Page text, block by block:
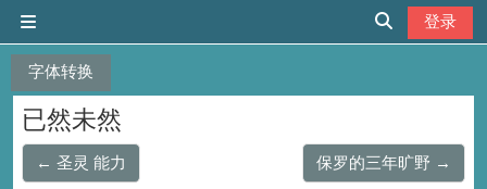
字体转换
切换搜索输入
登录
已然未然
← 圣灵 能力 保罗的三年旷野 →